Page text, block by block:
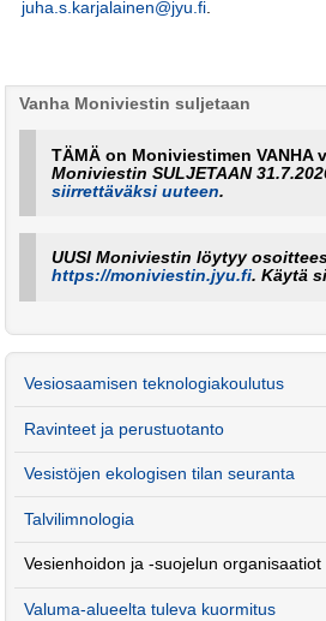
juha.s.karjalainen@jyu.fi.
Vanha Moniviestin suljetaan
TÄMÄ on Moniviestimen VANHA
Moniviestin SULJETAAN
siirrettäväksi uuteen.
UUSI Moniviestin löytyy
https://moniviestin.jyu.fi. Käytä
Vesiosaamisen teknologiakoulutus
Ravinteet ja perustuotanto
Vesistöjen ekologisen tilan seuranta
Talvilimnologia
Vesienhoidon ja -suojelun organisaatiot
Valuma-alueelta tuleva kuormitus